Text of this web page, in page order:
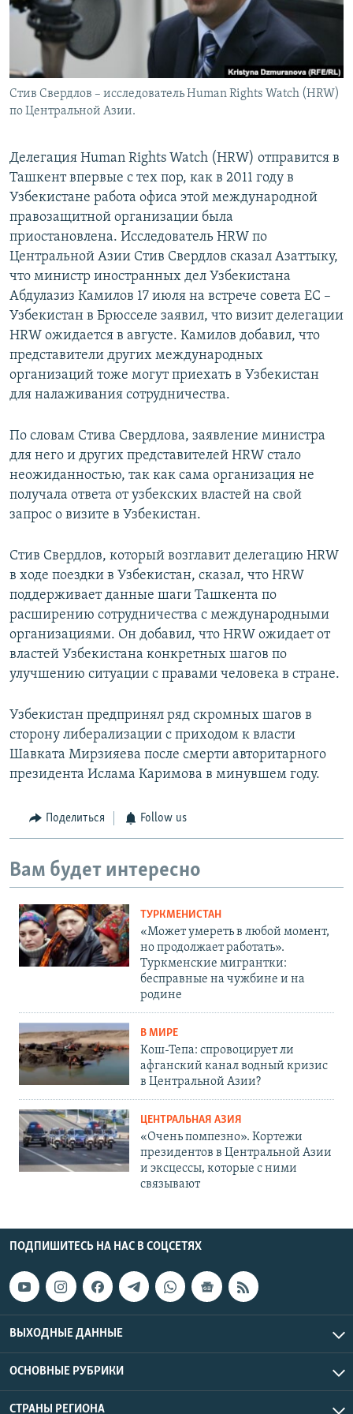
Стив Свердлов – исследователь Human Rights Watch (HRW)
по Центральной Азии.
Делегация Human Rights Watch (HRW) отправится в
Ташкент впервые с тех пор, как в 2011 году в
Узбекистане работа офиса этой международной
правозащитной организации была
приостановлена. Исследователь HRW по
Центральной Азии Стив Свердлов сказал Азаттыку,
что министр иностранных дел Узбекистана
Абдулазиз Камилов 17 июля на встрече совета ЕС –
Узбекистан в Брюсселе заявил, что визит делегации
HRW ожидается в августе. Камилов добавил, что
представители других международных
организаций тоже могут приехать в Узбекистан
для налаживания сотрудничества.
По словам Стива Свердлова, заявление министра
для него и других представителей HRW стало
неожиданностью, так как сама организация не
получала ответа от узбекских властей на свой
запрос о визите в Узбекистан.
Стив Свердлов, который возглавит делегацию HRW
в ходе поездки в Узбекистан, сказал, что HRW
поддерживает данные шаги Ташкента по
расширению сотрудничества с международными
организациями. Он добавил, что HRW ожидает от
властей Узбекистана конкретных шагов по
улучшению ситуации с правами человека в стране.
Узбекистан предпринял ряд скромных шагов в
сторону либерализации с приходом к власти
Шавката Мирзияева после смерти авторитарного
президента Ислама Каримова в минувшем году.
Поделиться Follow us
Вам будет интересно
ТУРКМЕНИСТАН
«Может умереть в любой момент,
но продолжает работать».
Туркменские мигрантки:
бесправные на чужбине и на
родине
В МИРЕ
Кош-Тепа: спровоцирует ли
афганский канал водный кризис
в Центральной Азии?
ЦЕНТРАЛЬНАЯ АЗИЯ
«Очень помпезно». Кортежи
президентов в Центральной Азии
и эксцессы, которые с ними
связывают
ПОДПИШИТЕСЬ НА НАС В СОЦСЕТЯХ
ВЫХОДНЫЕ ДАННЫЕ
ОСНОВНЫЕ РУБРИКИ
СТРАНЫ РЕГИОНА